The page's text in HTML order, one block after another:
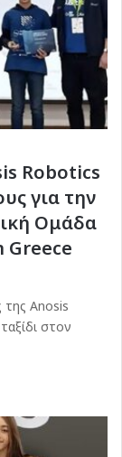
Robotics
για την
Ομάδα
Greece
της Anosis
στον